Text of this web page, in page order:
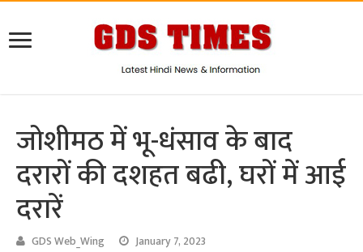
जोशीमठ में भू-धंसाव के बाद
दरारों की दशहत बढी, घरों में आई
दरारें
GDS Web_Wing January 7, 2023